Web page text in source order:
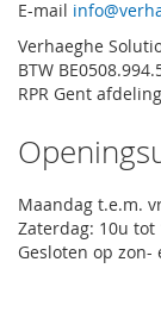
E-mail
Verhaeghe
BTW
RPR Gent
Maandag t.e.m.
Zaterdag: 10u
Gesloten op zon-